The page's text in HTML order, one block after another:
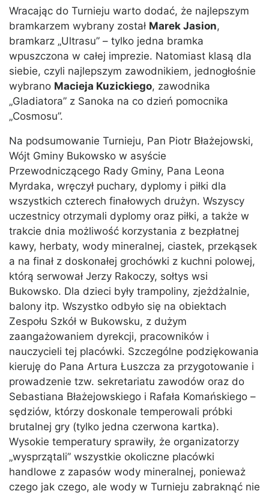
Wracając do Turnieju warto dodać, że najlepszym
bramkarzem wybrany został Marek Jasion,
bramkarz „Ultrasu” – tylko jedna bramka
wpuszczona w całej imprezie. Natomiast klasą dla
siebie, czyli najlepszym zawodnikiem, jednogłośnie
wybrano Macieja Kuzickiego, zawodnika
„Gladiatora” z Sanoka na co dzień pomocnika
„Cosmosu”.
Na podsumowanie Turnieju, Pan Piotr Błażejowski,
Wójt Gminy Bukowsko w asyście
Przewodniczącego Rady Gminy, Pana Leona
Myrdaka, wręczył puchary, dyplomy i piłki dla
wszystkich czterech finałowych drużyn. Wszyscy
uczestnicy otrzymali dyplomy oraz piłki, a także w
trakcie dnia możliwość korzystania z bezpłatnej
kawy, herbaty, wody mineralnej, ciastek, przekąsek
a na finał z doskonałej grochówki z kuchni polowej,
którą serwował Jerzy Rakoczy, sołtys wsi
Bukowsko. Dla dzieci były trampoliny, zjeżdżalnie,
balony itp. Wszystko odbyło się na obiektach
Zespołu Szkół w Bukowsku, z dużym
zaangażowaniem dyrekcji, pracowników i
nauczycieli tej placówki. Szczególne podziękowania
kieruję do Pana Artura Łuszcza za przygotowanie i
prowadzenie tzw. sekretariatu zawodów oraz do
Sebastiana Błażejowskiego i Rafała Komańskiego –
sędziów, którzy doskonale temperowali próbki
brutalnej gry (tylko jedna czerwona kartka).
Wysokie temperatury sprawiły, że organizatorzy
„wysprzątali” wszystkie okoliczne placówki
handlowe z zapasów wody mineralnej, ponieważ
czego jak czego, ale wody w Turnieju zabraknąć nie